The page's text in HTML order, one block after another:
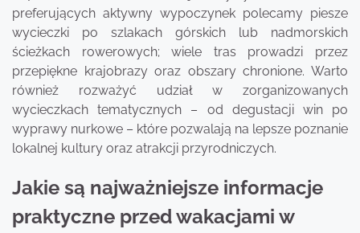
preferujących aktywny wypoczynek polecamy piesze
wycieczki po szlakach górskich lub nadmorskich
ścieżkach rowerowych; wiele tras prowadzi przez
przepiękne krajobrazy oraz obszary chronione. Warto
również rozważyć udział w zorganizowanych
wycieczkach tematycznych – od degustacji win po
wyprawy nurkowe – które pozwalają na lepsze poznanie
lokalnej kultury oraz atrakcji przyrodniczych.
Jakie są najważniejsze informacje
praktyczne przed wakacjami w